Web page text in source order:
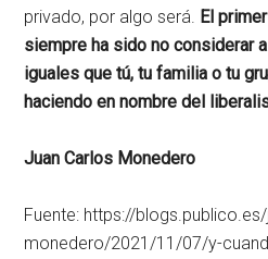
privado, por algo será. El
siempre ha sido no considerar
iguales que tú, tu familia o tu
haciendo en nombre del
Juan Carlos Monedero
Fuente: https://
monedero/2021/11/07/y-